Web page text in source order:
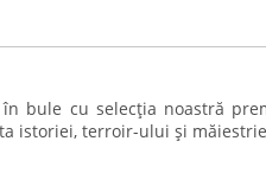
în bule cu selecția noastră
istoriei, terroir-ului și